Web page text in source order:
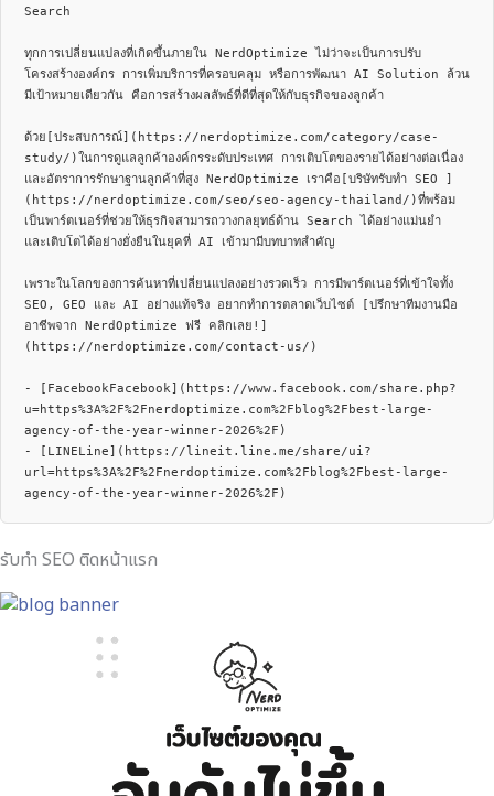
Search
ทุกการเปลี่ยนแปลงที่เกิดขึ้นภายใน NerdOptimize ไม่ว่าจะเป็นการปรับ
โครงสร้างองค์กร การเพิ่มบริการที่ครอบคลุม หรือการพัฒนา AI Solution ล้วน
มีเป้าหมายเดียวกัน คือการสร้างผลลัพธ์ที่ดีที่สุดให้กับธุรกิจของลูกค้า
ด้วย[ประสบการณ์](https://nerdoptimize.com/category/case-
study/)ในการดูแลลูกค้าองค์กรระดับประเทศ การเติบโตของรายได้อย่างต่อเนื่อง
และอัตราการรักษาฐานลูกค้าที่สูง NerdOptimize เราคือ[บริษัทรับทำ SEO ]
(https://nerdoptimize.com/seo/seo-agency-thailand/)ที่พร้อม
เป็นพาร์ตเนอร์ที่ช่วยให้ธุรกิจสามารถวางกลยุทธ์ด้าน Search ได้อย่างแม่นยำ
และเติบโตได้อย่างยั่งยืนในยุคที่ AI เข้ามามีบทบาทสำคัญ
เพราะในโลกของการค้นหาที่เปลี่ยนแปลงอย่างรวดเร็ว การมีพาร์ตเนอร์ที่เข้าใจทั้ง
SEO, GEO และ AI อย่างแท้จริง อยากทำการตลาดเว็บไซต์ [ปรึกษาทีมงานมือ
อาชีพจาก NerdOptimize ฟรี คลิกเลย!]
(https://nerdoptimize.com/contact-us/)
- [FacebookFacebook](https://www.facebook.com/share.php?
u=https%3A%2F%2Fnerdoptimize.com%2Fblog%2Fbest-large-
agency-of-the-year-winner-2026%2F)
- [LINELine](https://lineit.line.me/share/ui?
url=https%3A%2F%2Fnerdoptimize.com%2Fblog%2Fbest-large-
agency-of-the-year-winner-2026%2F)
รับทำ SEO ติดหน้าแรก